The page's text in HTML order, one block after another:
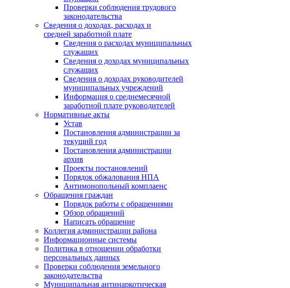
Проверки соблюдения трудового
законодательства
Сведения о доходах, расходах и
средней заработной плате
Сведения о расходах муниципальных
служащих
Сведения о доходах муниципальных
служащих
Сведения о доходах руководителей
муниципальных учреждений
Информация о среднемесячной
заработной плате руководителей
Нормативные акты
Устав
Постановления администрации за
текущий год
Постановления администрации
архив
Проекты постановлений
Порядок обжалования НПА
Антимонопольный комплаенс
Обращения граждан
Порядок работы с обращениями
Обзор обращений
Написать обращение
Коллегия администрации района
Информационные системы
Политика в отношении обработки
персональных данных
Проверки соблюдения земельного
законодательства
Муниципальная антинаркотическая